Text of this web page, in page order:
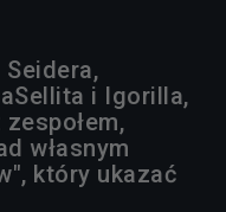
i Igorilla,
własnym
który ukazać